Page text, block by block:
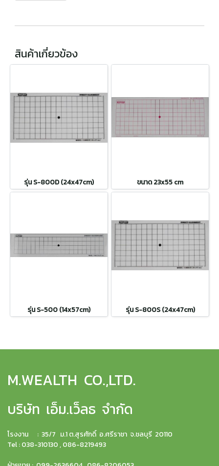
สินค้าเกี่ยวข้อง
รุ่น S-800D (24x47cm) ขนาด 23x55 cm
รุ่น S-500 (14x57cm) รุ่น S-800S (24x47cm)
M.WEALTH CO.,LTD.
บริษัท เอ็ม.เว็ลธ จำกัด
โรงงาน : 35/7 ม.1 ต.สุรศักดิ์ อ.ศรีราชา จ.ชลบุรี 20110
Tel : 038-310130 , 086-8219493